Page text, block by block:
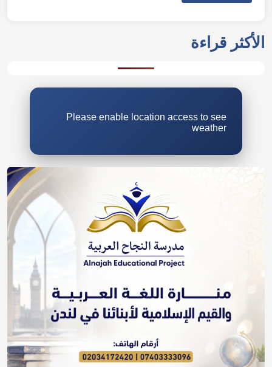
الأكثر قراءة
Please enable location access to see
weather